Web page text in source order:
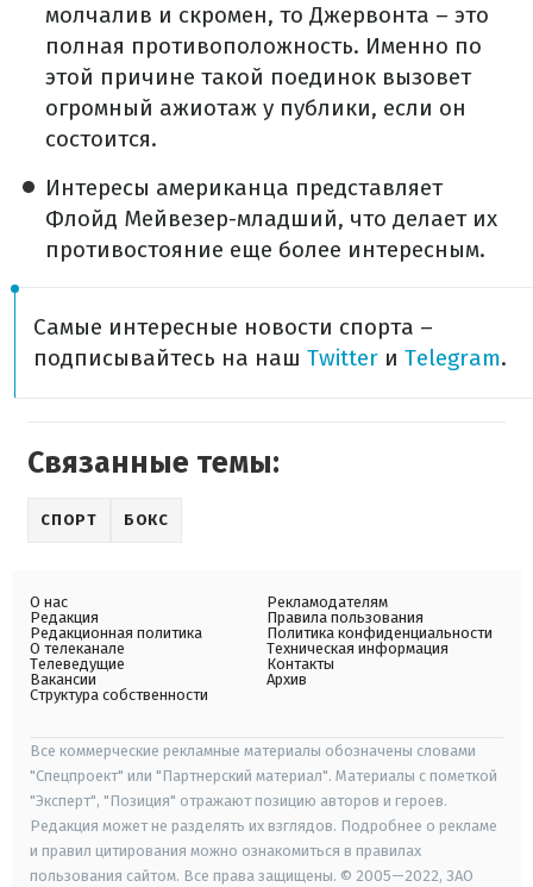
молчалив и скромен, то Джервонта – это
полная противоположность. Именно по
этой причине такой поединок вызовет
огромный ажиотаж у публики, если он
состоится.
Интересы американца представляет
Флойд Мейвезер-младший, что делает их
противостояние еще более интересным.
Самые интересные новости спорта –
подписывайтесь на наш Twitter и Telegram.
Связанные темы:
СПОРТ БОКС
О нас
Редакция
Редакционная политика
О телеканале
Телеведущие
Вакансии
Структура собственности
Рекламодателям
Правила пользования
Политика конфиденциальности
Техническая информация
Контакты
Архив
Все коммерческие рекламные материалы обозначены словами
"Спецпроект" или "Партнерский материал". Материалы с пометкой
"Эксперт", "Позиция" отражают позицию авторов и героев.
Редакция может не разделять их взглядов. Подробнее о рекламе
и правил цитирования можно ознакомиться в правилах
пользования сайтом. Все права защищены. © 2005—2022, ЗАО